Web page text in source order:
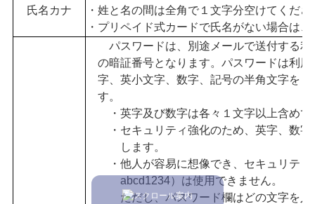
氏名カナ
・姓と名の間は全角で１文字分空けてくだ
・プリペイド式カードで氏名がない場合は
パスワードは、別途メールで送付する利
の暗証番号となります。パス ワードは利
字、英小文字、数字、記号の半角文字を
す。
・英字及び数字は各々１文字以上含めて
・セキュリティ強化のため、英字、数字
します。
・他人が容易に想像でき、セキュリティ
abcd1234）は使用できません。
ただし、パスワード欄はどの文字を